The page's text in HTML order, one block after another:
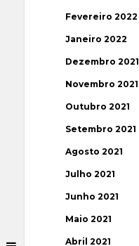
Fevereiro 2022
Janeiro 2022
Dezembro 2021
Novembro 2021
Outubro 2021
Setembro 2021
Agosto 2021
Julho 2021
Junho 2021
Maio 2021
Abril 2021